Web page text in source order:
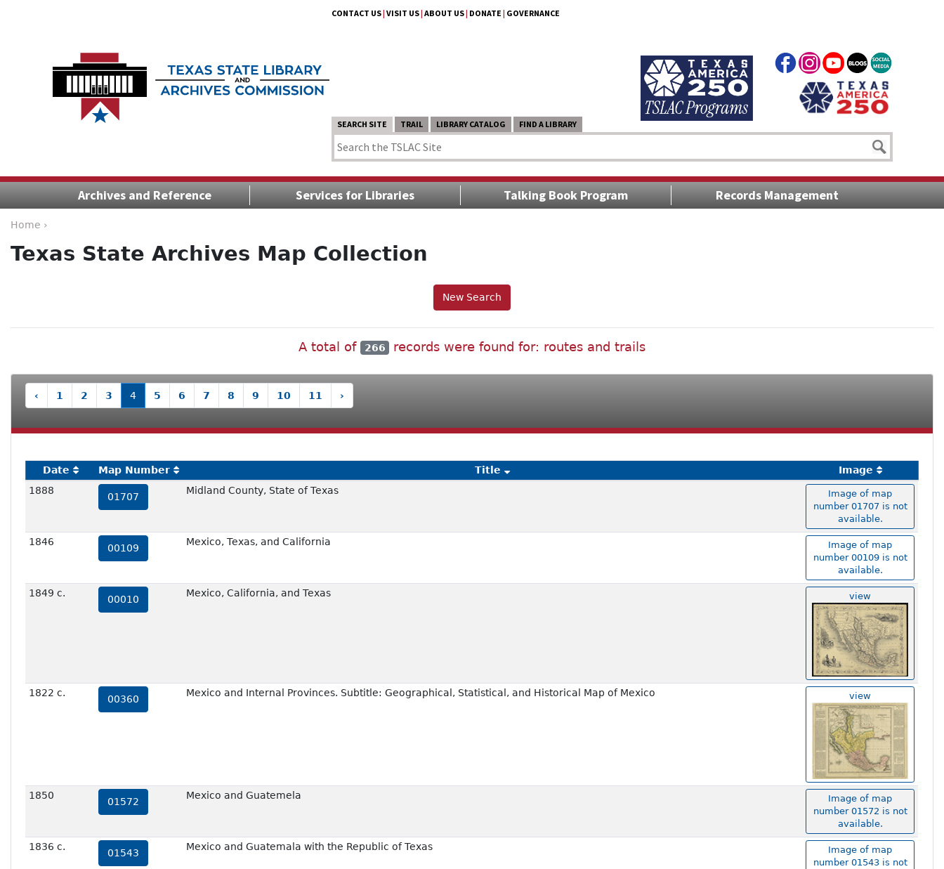
CONTACT US| VISIT US| ABOUT US| DONATE | GOVERNANCE
SEARCH SITE TRAIL LIBRARY CATALOG FIND A LIBRARY
Archives and Reference Services for Libraries Talking Book Program Records Management
Home ›
Texas State Archives Map Collection
New Search
A total of 266 records were found for: routes and trails
‹ 1 2 3 4 5 6 7 8 9 10 11 ›
Date Map Number Title
Image
1888
01707
Midland County, State of Texas
Image of map
number 01707 is not
available.
1846
00109
Mexico, Texas, and California
Image of map
number 00109 is not
available.
1849 c.
00010
Mexico, California, and Texas view
1822 c.
00360
Mexico and Internal Provinces. Subtitle: Geographical, Statistical, and Historical Map of Mexico view
1850
01572
Mexico and Guatemela
Image of map
number 01572 is not
available.
1836 c.
01543
Mexico and Guatemala with the Republic of Texas
Image of map
number 01543 is not